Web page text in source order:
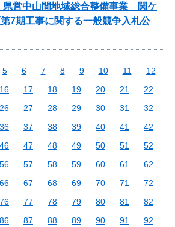
県営中山間地域総合整備事業 関ケ
7期工事に関する一般競争入札公
5 6 7 8 9 10 11
12
16 17 18 19 20 21
22
26 27 28 29 30 31
32
36 37 38 39 40 41
42
46 47 48 49 50 51
52
56 57 58 59 60 61
62
66 67 68 69 70 71
72
76 77 78 79 80 81
82
86 87 88 89 90 91
92